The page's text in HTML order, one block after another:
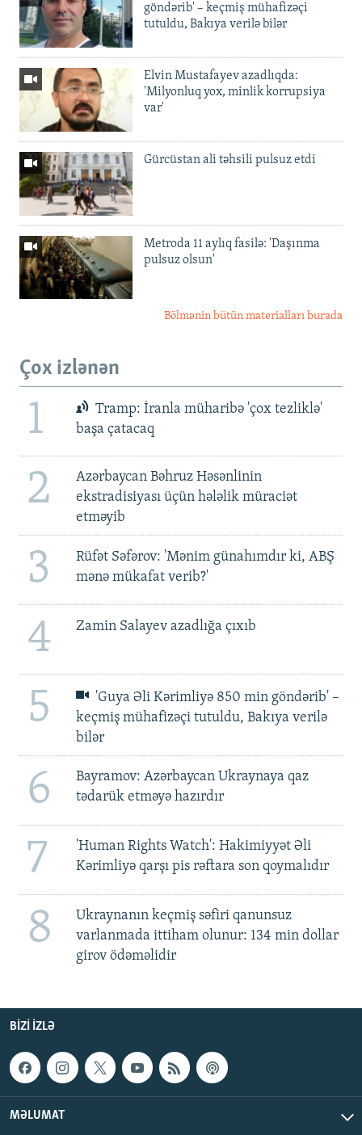
göndərib' – keçmiş mühafizəçi
tutuldu, Bakıya verilə bilər
Elvin Mustafayev azadlıqda:
'Milyonluq yox, minlik korrupsiya
var'
Gürcüstan ali təhsili pulsuz etdi
Metroda 11 aylıq fasilə: 'Daşınma
pulsuz olsun'
Bölmənin bütün materialları burada
Çox izlənən
1
Tramp: İranla müharibə 'çox tezliklə'
başa çatacaq
2
Azərbaycan Bəhruz Həsənlinin
ekstradisiyası üçün hələlik müraciət
etməyib
3
Rüfət Səfərov: 'Mənim günahımdır ki, ABŞ
mənə mükafat verib?'
4 Zamin Salayev azadlığa çıxıb
5
'Guya Əli Kərimliyə 850 min göndərib' –
keçmiş mühafizəçi tutuldu, Bakıya verilə
bilər
6
Bayramov: Azərbaycan Ukraynaya qaz
tədarük etməyə hazırdır
7
'Human Rights Watch': Hakimiyyət Əli
Kərimliyə qarşı pis rəftara son qoymalıdır
8
Ukraynanın keçmiş səfiri qanunsuz
varlanmada ittiham olunur: 134 min dollar
girov ödəməlidir
BIZI IZLƏ
MƏLUMAT